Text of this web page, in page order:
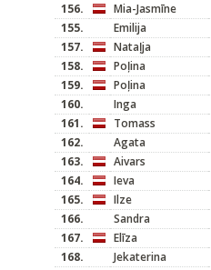
156. Mia-Jasmīne
155.
Emilija
157.
Nataļja
158.
Poļina
159.
Poļina
160.
Inga
161.
Tomass
162.
Agata
163.
Aivars
164.
Ieva
165.
Ilze
166.
Sandra
167.
Elīza
168.
Jekaterina